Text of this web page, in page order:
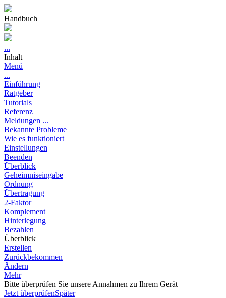
Handbuch
...
Inhalt
Menü
...
Einführung
Ratgeber
Tutorials
Referenz
Meldungen ...
Bekannte Probleme
Wie es funktioniert
Einstellungen
Beenden
Überblick
Geheimniseingabe
Ordnung
Übertragung
2-Faktor
Komplement
Hinterlegung
Bezahlen
Überblick
Erstellen
Zurückbekommen
Ändern
Mehr
Bitte überprüfen Sie unsere Annahmen zu Ihrem Gerät
Jetzt überprüfenSpäter